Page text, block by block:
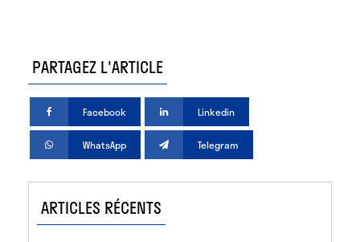
PARTAGEZ L'ARTICLE
Facebook Linkedin
WhatsApp Telegram
ARTICLES RÉCENTS